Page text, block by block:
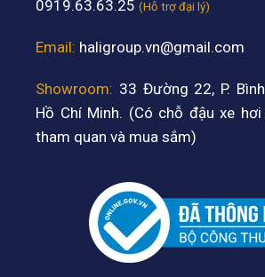
0919.63.63.25 (Hỗ trợ đại lý)
Email: haligroup.vn@gmail.com
Showroom: 33 Đường 22, P.
Hồ Chí Minh. (Có chỗ đậu xe
tham quan và mua sắm)